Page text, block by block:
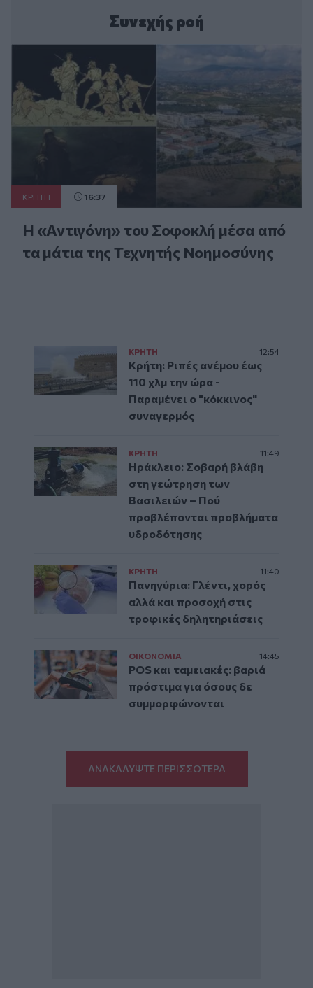
Συνεχής ροή
ΚΡΗΤΗ 16:37
Η «Αντιγόνη» του Σοφοκλή μέσα από
τα μάτια της Τεχνητής Νοημοσύνης
ΚΡΗΤΗ 12:54
Κρήτη: Ριπές ανέμου έως
110 χλμ την ώρα -
Παραμένει ο "κόκκινος"
συναγερμός
ΚΡΗΤΗ 11:49
Ηράκλειο: Σοβαρή βλάβη
στη γεώτρηση των
Βασιλειών – Πού
προβλέπονται προβλήματα
υδροδότησης
ΚΡΗΤΗ 11:40
Πανηγύρια: Γλέντι, χορός
αλλά και προσοχή στις
τροφικές δηλητηριάσεις
ΟΙΚΟΝΟΜΙΑ 14:45
POS και ταμειακές: βαριά
πρόστιμα για όσους δε
συμμορφώνονται
ΑΝΑΚΑΛΥΨΤΕ ΠΕΡΙΣΣΟΤΕΡΑ